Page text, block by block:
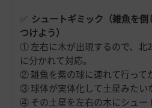
✅ シュートギミック（雑魚を
つけよう）
① 左右に木が出現するので、北
に分かれて対応。
② 雑魚を紫の球に連れて行って
③ 球体が実体化して土星みたい
④ その土星を左右の木にシュー